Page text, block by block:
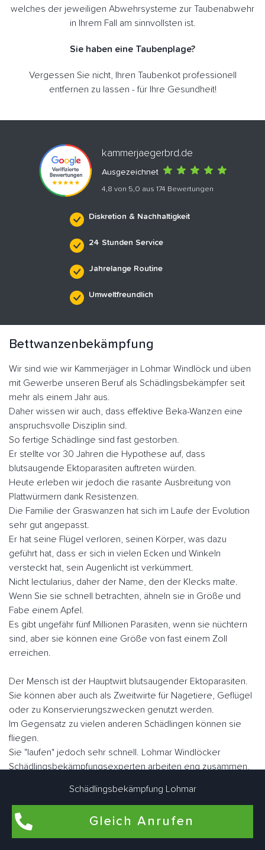
welches der jeweiligen Abwehrsysteme zur Taubenabwehr
in Ihrem Fall am sinnvollsten ist.
Sie haben eine Taubenplage?
Vergessen Sie nicht, Ihren Taubenkot professionell
entfernen zu lassen - für Ihre Gesundheit!
kammerjaegerbrd.de
Ausgezeichnet
4,8 von 5,0 aus 174 Bewertungen
Diskretion & Nachhaltigkeit
24 Stunden Service
Jahrelange Routine
Umweltfreundlich
Bettwanzenbekämpfung
Wir sind wie wir Kammerjäger in Lohmar Windlöck und üben
mit Gewerbe unseren Beruf als Schädlingsbekämpfer seit
mehr als einem Jahr aus.
Daher wissen wir auch, dass effektive Beka-Wanzen eine
anspruchsvolle Disziplin sind.
So fertige Schädlinge sind fast gestorben.
Er stellte vor 30 Jahren die Hypothese auf, dass
blutsaugende Ektoparasiten auftreten würden.
Heute erleben wir jedoch die rasante Ausbreitung von
Plattwürmern dank Resistenzen.
Die Familie der Graswanzen hat sich im Laufe der Evolution
sehr gut angepasst.
Er hat seine Flügel verloren, seinen Körper, was dazu
geführt hat, dass er sich in vielen Ecken und Winkeln
versteckt hat, sein Augenlicht ist verkümmert.
Nicht lectularius, daher der Name, den der Klecks malte.
Wenn Sie sie schnell betrachten, ähneln sie in Größe und
Fabe einem Apfel.
Es gibt ungefähr fünf Millionen Parasiten, wenn sie nüchtern
sind, aber sie können eine Größe von fast einem Zoll
erreichen.
Der Mensch ist der Hauptwirt blutsaugender Ektoparasiten.
Sie können aber auch als Zweitwirte für Nagetiere, Geflügel
oder zu Konservierungszwecken genutzt werden.
Im Gegensatz zu vielen anderen Schädlingen können sie
fliegen.
Sie "laufen" jedoch sehr schnell. Lohmar Windlöcker
Schädlingsbekämpfungsexperten arbeiten eng zusammen,
Flohbekämpfung in Lohmar Windlöck
Schädlingsbekämpfung Lohmar
Gleich Anrufen